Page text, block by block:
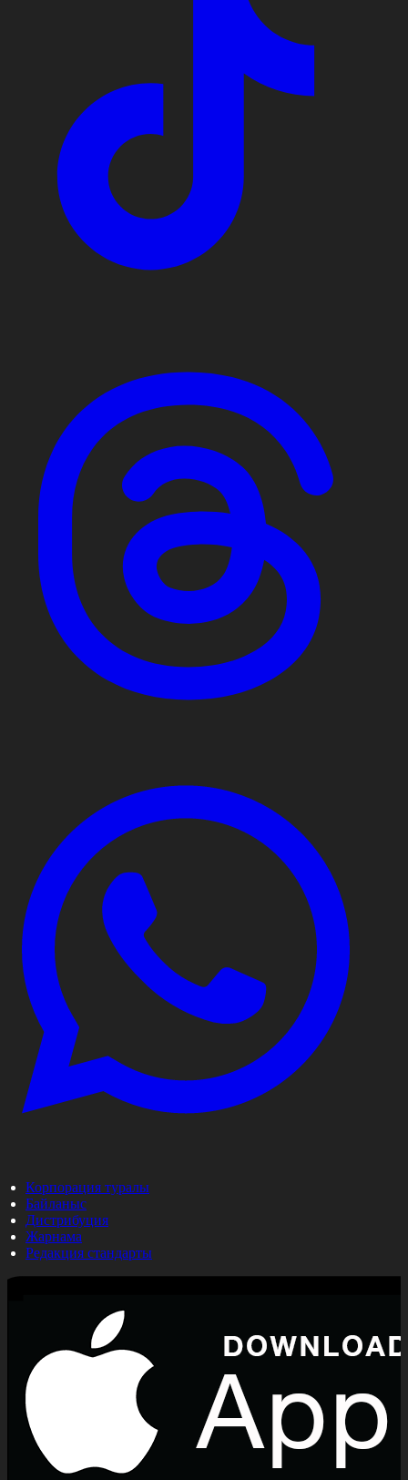
Корпорация туралы
Байланыс
Дистрибуция
Жарнама
Редакция стандарты